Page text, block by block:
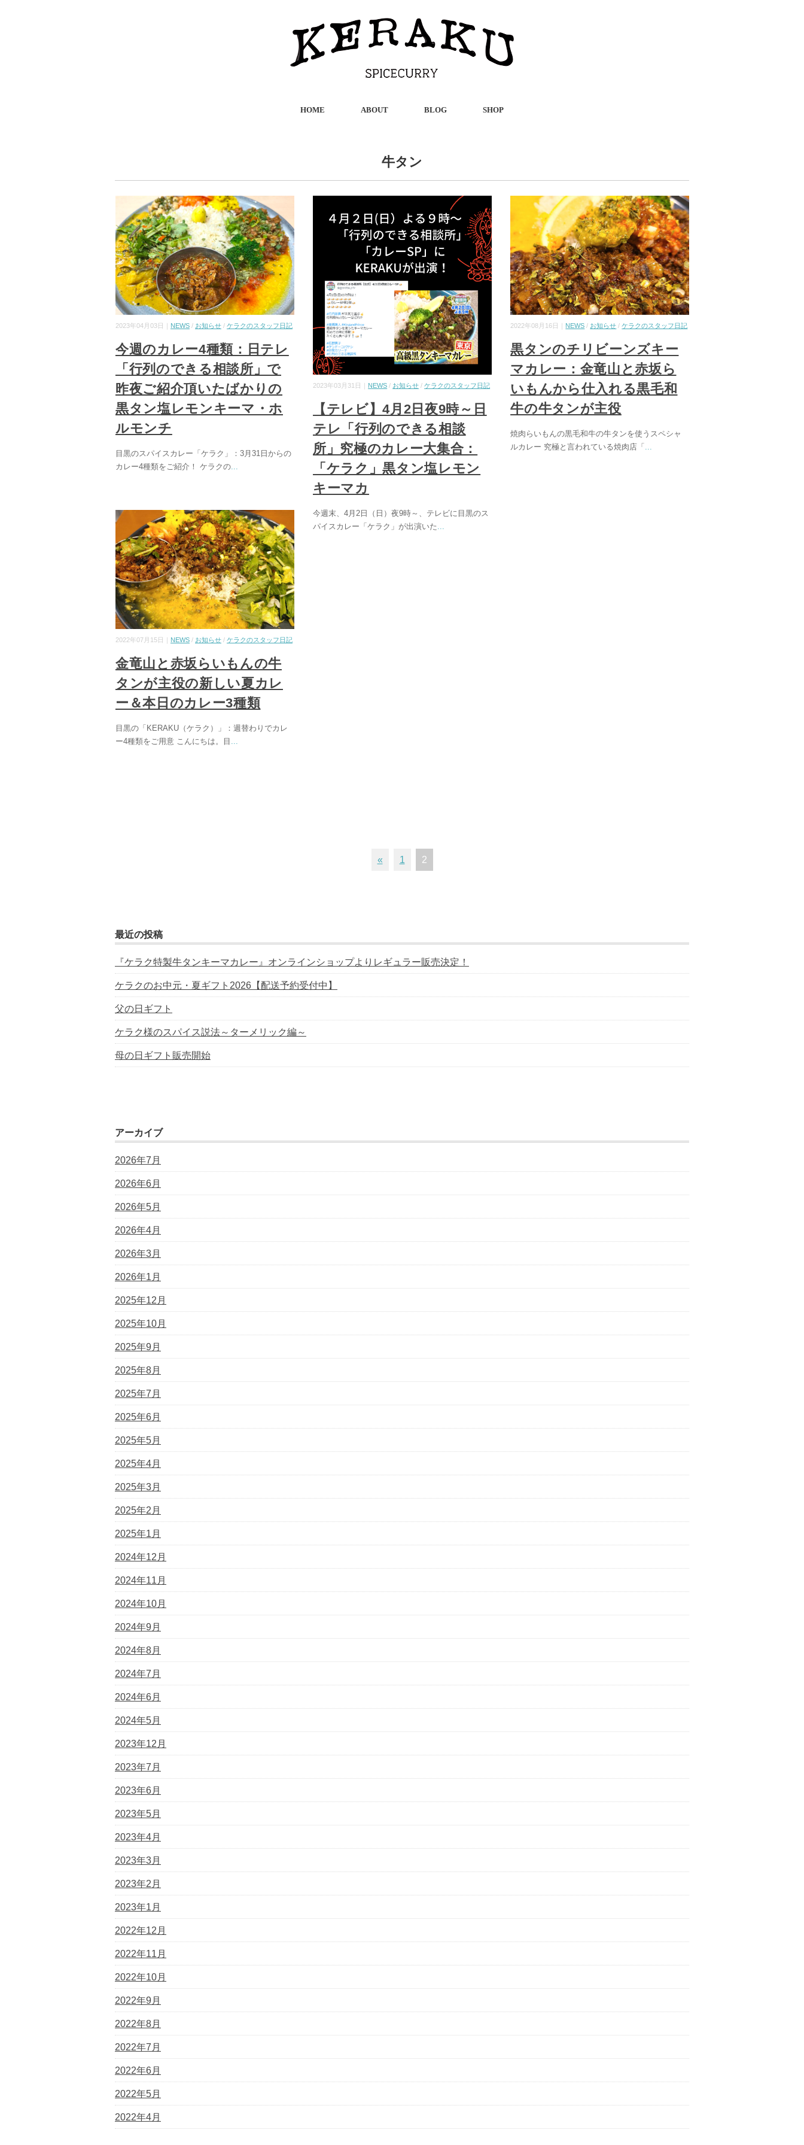
HOME ABOUT BLOG SHOP
牛タン
2023年04月03日｜ NEWS/ お知らせ/ ケラクのスタッフ日記
今週のカレー4種類：日テレ
「行列のできる相談所」で
昨夜ご紹介頂いたばかりの
黒タン塩レモンキーマ・ホ
ルモンチ
目黒のスパイスカレー「ケラク」：3月31日からの
カレー4種類をご紹介！ ケラクの...
2023年03月31日｜ NEWS / お知らせ /ケラクのスタッフ日記
【テレビ】4月2日夜9時～日
テレ「行列のできる相談
所」究極のカレー大集合：
「ケラク」黒タン塩レモン
キーマカ
今週末、4月2日（日）夜9時～、テレビに目黒のス
パイスカレー「ケラク」が出演いた
2022年08月16日｜ NEWS / お知らせ /ケラクのスタッフ日記
黒タンのチリビーンズキー
マカレー：金竜山と赤坂ら
いもんから仕入れる黒毛和
牛の牛タンが主役
焼肉らいもんの黒毛和牛の牛タンを使うスペシャ
ルカレー 究極と言われている焼肉店「 ...
2022年07月15日｜ NEWS/ お知らせ/ ケラクのスタッフ日記
金竜山と赤坂らいもんの牛
タンが主役の新しい夏カレ
ー＆本日のカレー3種類
目黒の「KERAKU（ケラク）」：週替わりでカレ
ー4種類をご用意 こんにちは。目 ...
« 1 2
最近の投稿
『ケラク特製牛タンキーマカレー』オンラインショップよりレギュラー販売決定！
ケラクのお中元・夏ギフト2026【配送予約受付中】
父の日ギフト
ケラク様のスパイス説法～ターメリック編～
母の日ギフト販売開始
アーカイブ
2026年7月
2026年6月
2026年5月
2026年4月
2026年3月
2026年1月
2025年12月
2025年10月
2025年9月
2025年8月
2025年7月
2025年6月
2025年5月
2025年4月
2025年3月
2025年2月
2025年1月
2024年12月
2024年11月
2024年10月
2024年9月
2024年8月
2024年7月
2024年6月
2024年5月
2023年12月
2023年7月
2023年6月
2023年5月
2023年4月
2023年3月
2023年2月
2023年1月
2022年12月
2022年11月
2022年10月
2022年9月
2022年8月
2022年7月
2022年6月
2022年5月
2022年4月